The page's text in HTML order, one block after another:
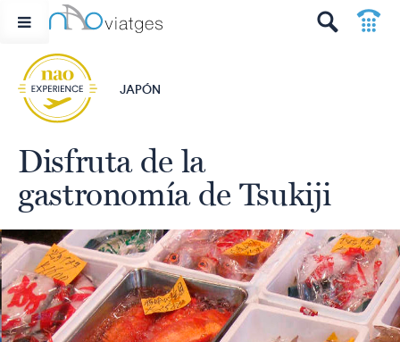
JAPÓN
Disfruta de la
gastronomía de Tsukiji
t
p